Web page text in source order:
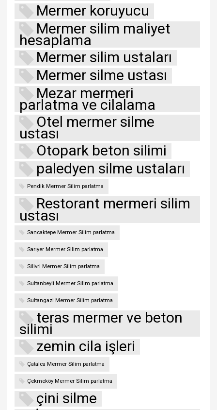
Mermer koruyucu
Mermer silim maliyet
hesaplama
Mermer silim ustaları
Mermer silme ustası
Mezar mermeri
parlatma ve cilalama
Otel mermer silme
ustası
Otopark beton silimi
paledyen silme ustaları
Pendik Mermer Silim parlatma
Restorant mermeri silim
ustası
Sancaktepe Mermer Silim parlatma
Sarıyer Mermer Silim parlatma
Silivri Mermer Silim parlatma
Sultanbeyli Mermer Silim parlatma
Sultangazi Mermer Silim parlatma
teras mermer ve beton
silimi
zemin cila işleri
Çatalca Mermer Silim parlatma
Çekmeköy Mermer Silim parlatma
çini silme